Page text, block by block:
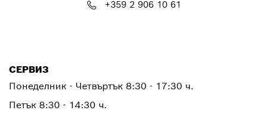
+359 2 906 10 61
СЕРВИЗ
Понеделник - Четвъртък 8:30 - 17:30 ч.
Петък 8:30 - 14:30 ч.